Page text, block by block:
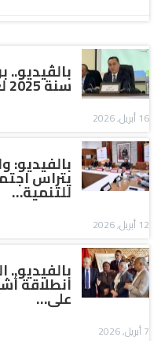
بالڤيديو..
سنة 2025 لغرفة التجارة والصناعة…
16 أبريل, 2026
بالفيديو:
يتراس
للتنمية…
12 أبريل, 2026
انطلاقة
على…
7 أبريل, 2026